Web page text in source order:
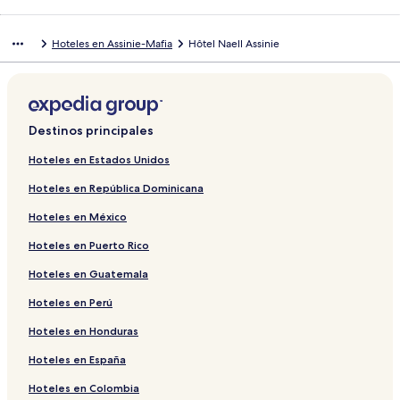
Hoteles en Assinie-Mafia Hôtel Naell Assinie
Destinos principales
Hoteles en Estados Unidos
Hoteles en República Dominicana
Hoteles en México
Hoteles en Puerto Rico
Hoteles en Guatemala
Hoteles en Perú
Hoteles en Honduras
Hoteles en España
Hoteles en Colombia